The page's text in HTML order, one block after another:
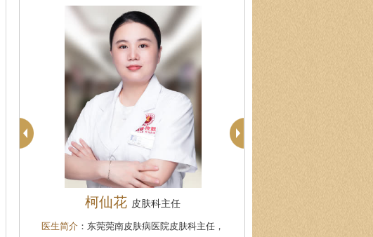
殷芳 皮肤科主任
医生简介 ：从事皮肤病临床工作近十年，始终